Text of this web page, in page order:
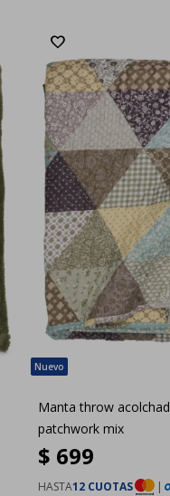
Manta throw
patchwork mix
$ 699
HASTA12 CUOTAS |